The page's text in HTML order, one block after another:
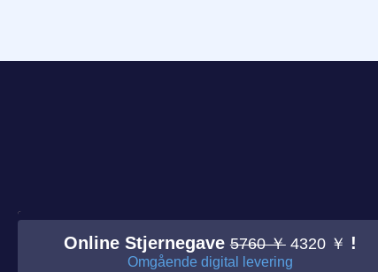
Online Stjernegave5760 ￥ 4320 ￥ !
Omgående digital levering